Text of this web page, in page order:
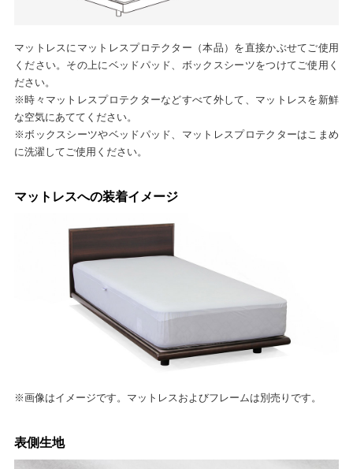
マットレスにマットレスプロテクター（本品）を直接かぶせてご使用
ください。その上にベッドパッド、ボックスシーツをつけてご使用く
ださい。
※時々マットレスプロテクターなどすべて外して、マットレスを新鮮
な空気にあててください。
※ボックスシーツやベッドパッド、マットレスプロテクターはこまめ
に洗濯してご使用ください。
マットレスへの装着イメージ
※画像はイメージです。マットレスおよびフレームは別売りです。
表側生地